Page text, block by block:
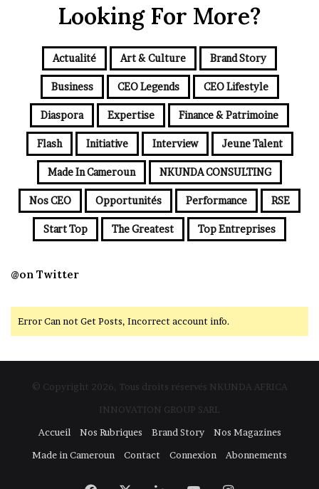
Looking For More?
Actualité Art & Culture Brand Story
Business CEO Legends CEO Lifestyle
Diaspora Expertise Finance & Patrimoine
Flash Initiative Interview Jeune Talent
Made In Cameroun NKUNDA CONSULTING
Nos CEO Opportunités Performance RSE
Start Top The Greatest Top Entreprises
@on Twitter
Error Can not Get Posts, Incorrect account info.
© Copyright 2026, Tous droits réservés NKUNDA AFRICA
INNOVATION GROUP SARL
Accueil
Nos Rubriques Brand Story
Nos Magazines
Made in Cameroun
Contact Connexion Abonnements